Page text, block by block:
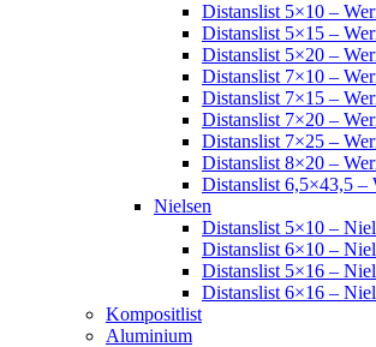
Distanslist 5×10 –
Distanslist 5×15 –
Distanslist 5×20 –
Distanslist 7×10 –
Distanslist 7×15 –
Distanslist 7×20 –
Distanslist 7×25 –
Distanslist 8×20 –
Distanslist 6,5×43,5 –
Nielsen
Distanslist 5×10 –
Distanslist 6×10 –
Distanslist 5×16 –
Distanslist 6×16 –
Kompositlist
Aluminium